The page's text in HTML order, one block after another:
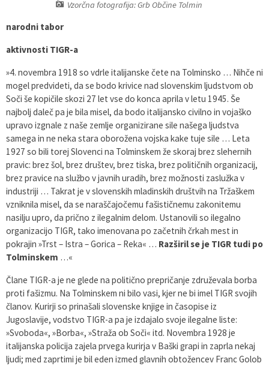
Vzorčna fotografija: Grb Občine Tolmin
narodni tabor
aktivnosti TIGR-a
»4. novembra 1918 so vdrle italijanske čete na Tolminsko … Nihče ni
mogel predvideti, da se bodo krivice nad slovenskim ljudstvom ob
Soči še kopičile skozi 27 let vse do konca aprila v letu 1945. Še
najbolj daleč pa je bila misel, da bodo italijansko civilno in vojaško
upravo izgnale z naše zemlje organizirane sile našega ljudstva
samega in ne neka stara oborožena vojska kake tuje sile … Leta
1927 so bili torej Slovenci na Tolminskem že skoraj brez slehernih
pravic: brez šol, brez društev, brez tiska, brez političnih organizacij,
brez pravice na službo v javnih uradih, brez možnosti zaslužka v
industriji … Takrat je v slovenskih mladinskih društvih na Tržaškem
vzniknila misel, da se naraščajočemu fašističnemu zakonitemu
nasilju upro, da prično z ilegalnim delom. Ustanovili so ilegalno
organizacijo TIGR, tako imenovana po začetnih črkah mest in
pokrajin »Trst – Istra – Gorica – Reka« … Razširil se je TIGR tudi po
Tolminskem …«
Člane TIGR-a je ne glede na politično prepričanje združevala borba
proti fašizmu. Na Tolminskem ni bilo vasi, kjer ne bi imel TIGR svojih
članov. Kurirji so prinašali slovenske knjige in časopise iz
Jugoslavije, vodstvo TIGR-a pa je izdajalo svoje ilegalne liste:
»Svoboda«, »Borba«, »Straža ob Soči« itd. Novembra 1928 je
italijanska policija zajela prvega kurirja v Baški grapi in zaprla nekaj
ljudi; med zaprtimi je bil eden izmed glavnih obtožencev Franc Golob
Katalog informacij javnega značaja
Svet za preventivo in vzgojo v cestnem prometu
En Svet EKO sklad
Varuhov kotiček